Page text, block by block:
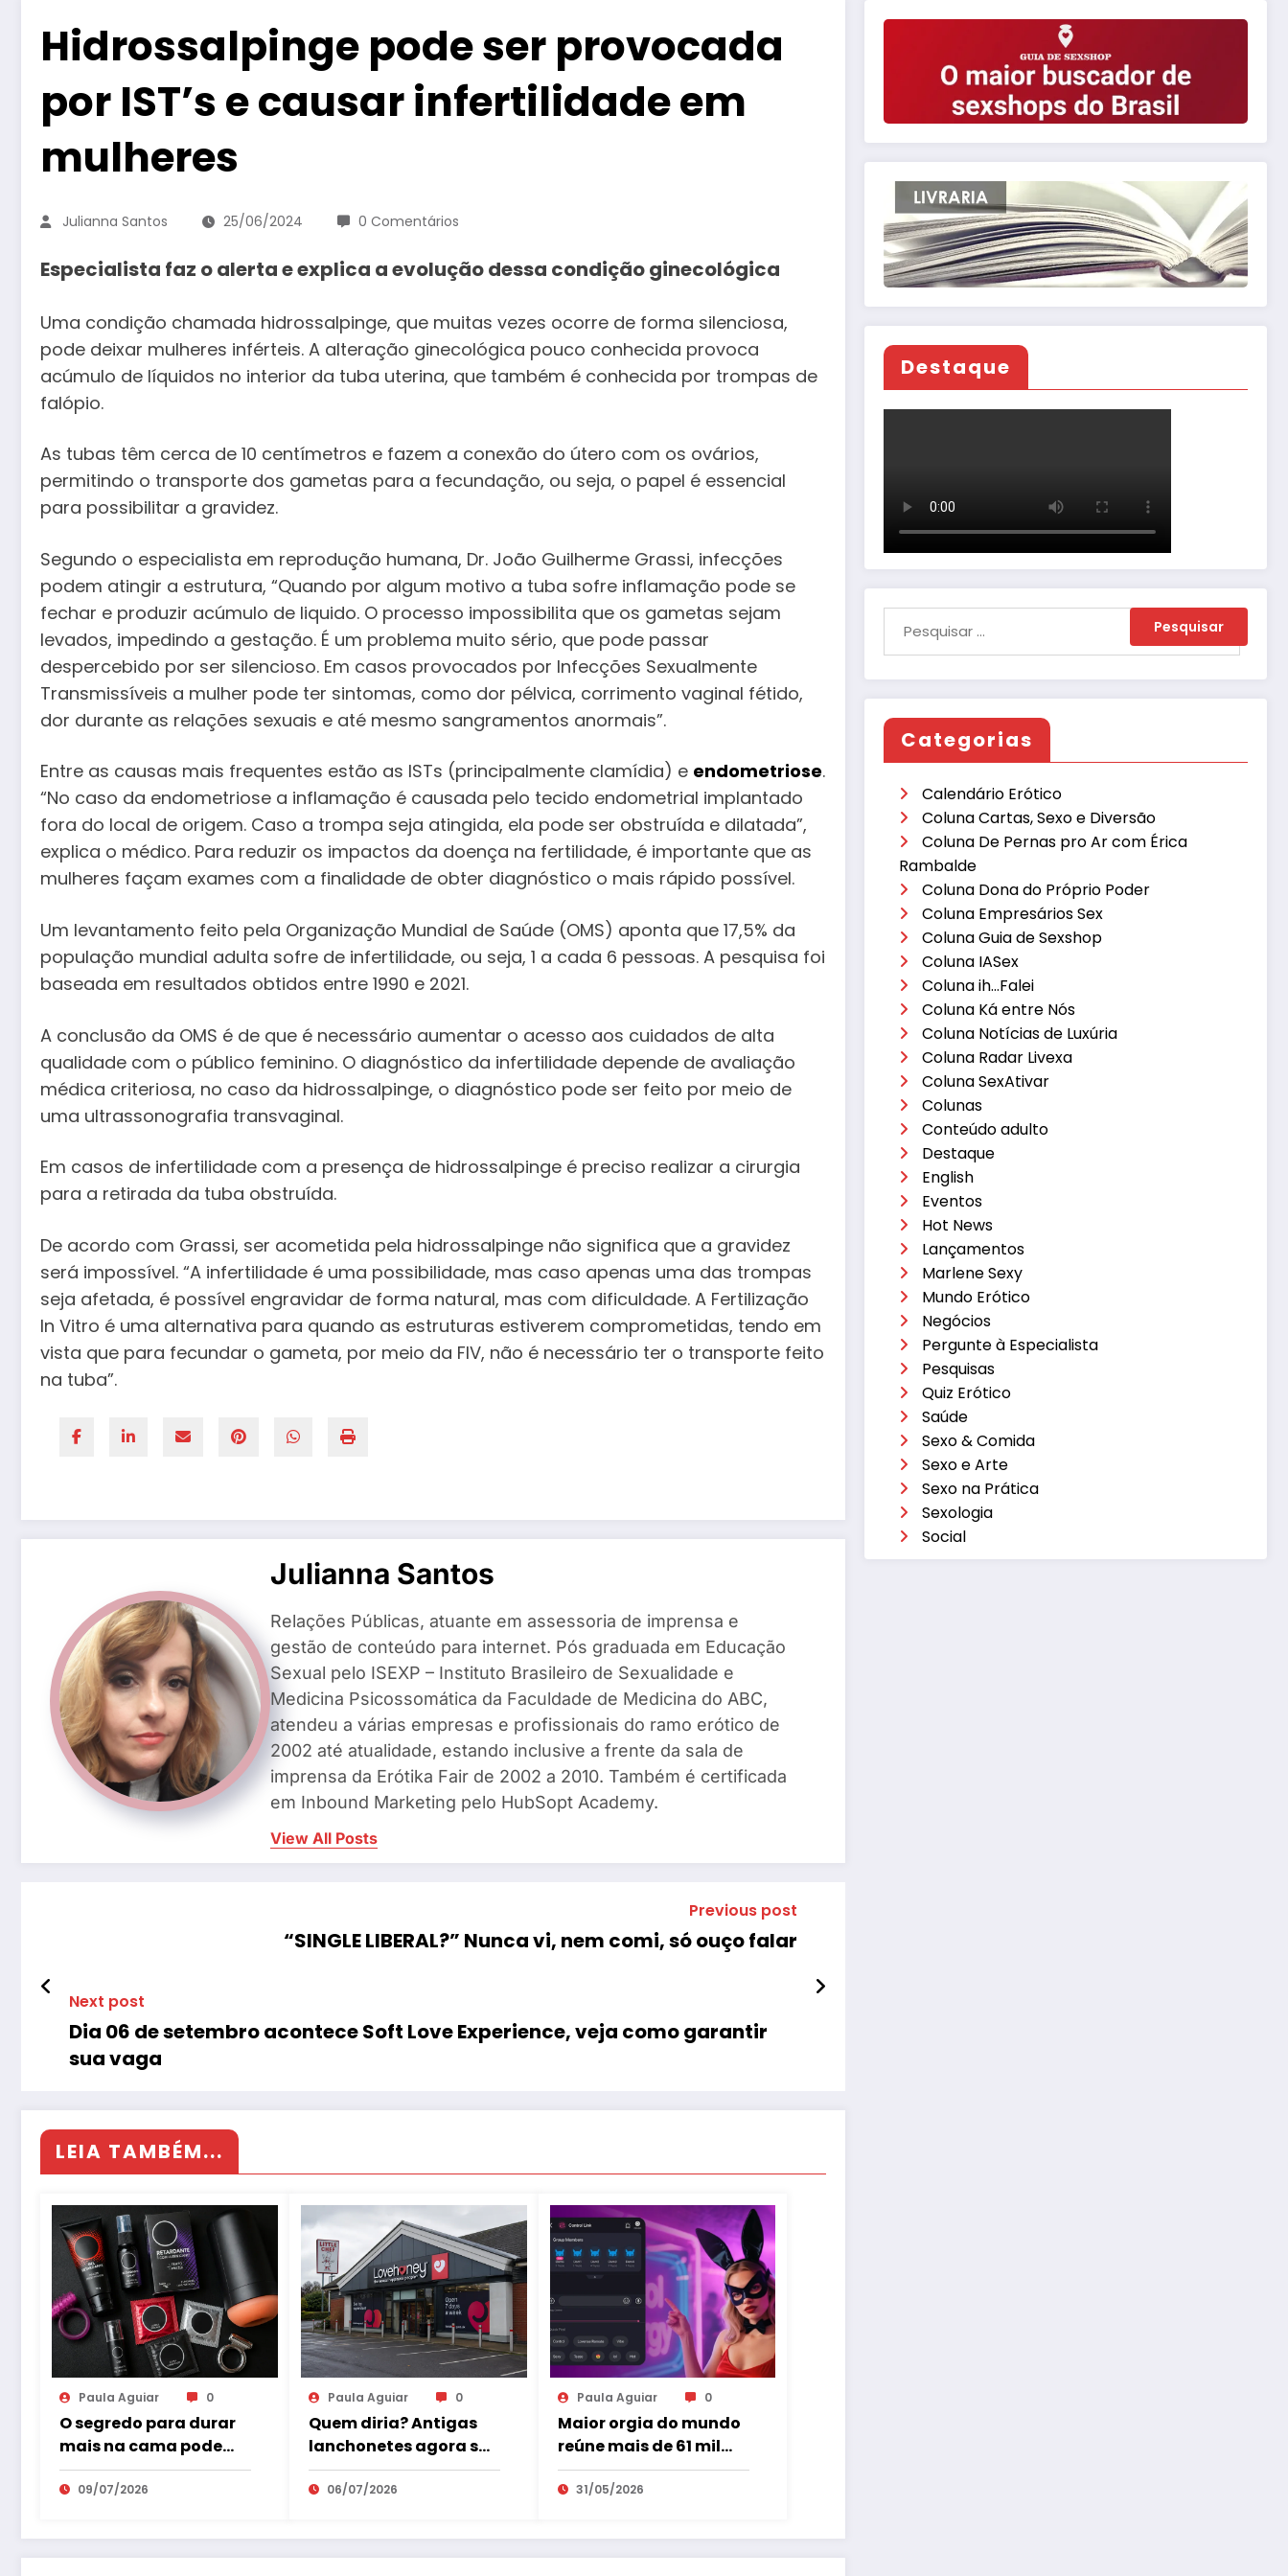
Hidrossalpinge pode ser provocada
por IST’s e causar infertilidade em
mulheres
Julianna Santos 25/06/2024 0 Comentários
Especialista faz o alerta e explica a evolução dessa condição ginecológica
Uma condição chamada hidrossalpinge, que muitas vezes ocorre de forma silenciosa,
pode deixar mulheres inférteis. A alteração ginecológica pouco conhecida provoca
acúmulo de líquidos no interior da tuba uterina, que também é conhecida por trompas de
falópio.
As tubas têm cerca de 10 centímetros e fazem a conexão do útero com os ovários,
permitindo o transporte dos gametas para a fecundação, ou seja, o papel é essencial
para possibilitar a gravidez.
Segundo o especialista em reprodução humana, Dr. João Guilherme Grassi, infecções
podem atingir a estrutura, “Quando por algum motivo a tuba sofre inflamação pode se
fechar e produzir acúmulo de liquido. O processo impossibilita que os gametas sejam
levados, impedindo a gestação. É um problema muito sério, que pode passar
despercebido por ser silencioso. Em casos provocados por Infecções Sexualmente
Transmissíveis a mulher pode ter sintomas, como dor pélvica, corrimento vaginal fétido,
dor durante as relações sexuais e até mesmo sangramentos anormais”.
Entre as causas mais frequentes estão as ISTs (principalmente clamídia) e endometriose.
“No caso da endometriose a inflamação é causada pelo tecido endometrial implantado
fora do local de origem. Caso a trompa seja atingida, ela pode ser obstruída e dilatada”,
explica o médico. Para reduzir os impactos da doença na fertilidade, é importante que as
mulheres façam exames com a finalidade de obter diagnóstico o mais rápido possível.
Um levantamento feito pela Organização Mundial de Saúde (OMS) aponta que 17,5% da
população mundial adulta sofre de infertilidade, ou seja, 1 a cada 6 pessoas. A pesquisa foi
baseada em resultados obtidos entre 1990 e 2021.
A conclusão da OMS é de que é necessário aumentar o acesso aos cuidados de alta
qualidade com o público feminino. O diagnóstico da infertilidade depende de avaliação
médica criteriosa, no caso da hidrossalpinge, o diagnóstico pode ser feito por meio de
uma ultrassonografia transvaginal.
Em casos de infertilidade com a presença de hidrossalpinge é preciso realizar a cirurgia
para a retirada da tuba obstruída.
De acordo com Grassi, ser acometida pela hidrossalpinge não significa que a gravidez
será impossível. “A infertilidade é uma possibilidade, mas caso apenas uma das trompas
seja afetada, é possível engravidar de forma natural, mas com dificuldade. A Fertilização
In Vitro é uma alternativa para quando as estruturas estiverem comprometidas, tendo em
vista que para fecundar o gameta, por meio da FIV, não é necessário ter o transporte feito
na tuba”.
Julianna Santos
Relações Públicas, atuante em assessoria de imprensa e
gestão de conteúdo para internet. Pós graduada em Educação
Sexual pelo ISEXP – Instituto Brasileiro de Sexualidade e
Medicina Psicossomática da Faculdade de Medicina do ABC,
atendeu a várias empresas e profissionais do ramo erótico de
2002 até atualidade, estando inclusive a frente da sala de
imprensa da Erótika Fair de 2002 a 2010. Também é certificada
em Inbound Marketing pelo HubSopt Academy.
View All Posts
Previous post
“SINGLE LIBERAL?” Nunca vi, nem comi, só ouço falar
Next post
Dia 06 de setembro acontece Soft Love Experience, veja como garantir
sua vaga
LEIA TAMBÉM...
Paula Aguiar 0
O segredo para durar
mais na cama pode
estar no sex shop,
dizem especialistas
09/07/2026
Paula Aguiar 0
Quem diria? Antigas
lanchonetes agora são
sex shops.
06/07/2026
Paula Aguiar 0
Maior orgia do mundo
reúne mais de 61 mil
pessoas conectado a
sextoys
31/05/2026
Destaque
Categorias
Calendário Erótico
Coluna Cartas, Sexo e Diversão
Coluna De Pernas pro Ar com Érica
Rambalde
Coluna Dona do Próprio Poder
Coluna Empresários Sex
Coluna Guia de Sexshop
Coluna IASex
Coluna ih…Falei
Coluna Ká entre Nós
Coluna Notícias de Luxúria
Coluna Radar Livexa
Coluna SexAtivar
Colunas
Conteúdo adulto
Destaque
English
Eventos
Hot News
Lançamentos
Marlene Sexy
Mundo Erótico
Negócios
Pergunte à Especialista
Pesquisas
Quiz Erótico
Saúde
Sexo & Comida
Sexo e Arte
Sexo na Prática
Sexologia
Social